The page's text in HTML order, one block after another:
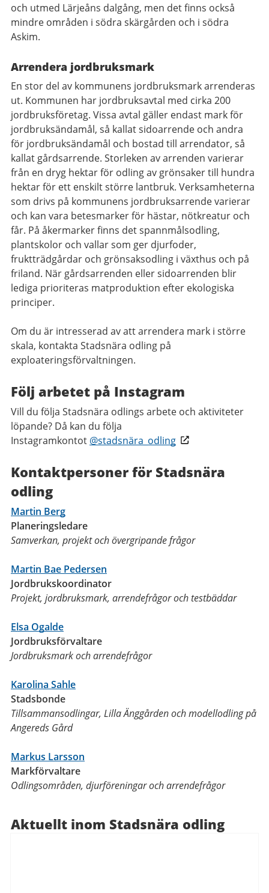
och utmed Lärjeåns dalgång, men det finns också
mindre områden i södra skärgården och i södra
Askim.
Arrendera jordbruksmark
En stor del av kommunens jordbruksmark arrenderas
ut. Kommunen har jordbruksavtal med cirka 200
jordbruksföretag. Vissa avtal gäller endast mark för
jordbruksändamål, så kallat sidoarrende och andra
för jordbruksändamål och bostad till arrendator, så
kallat gårdsarrende. Storleken av arrenden varierar
från en dryg hektar för odling av grönsaker till hundra
hektar för ett enskilt större lantbruk. Verksamheterna
som drivs på kommunens jordbruksarrende varierar
och kan vara betesmarker för hästar, nötkreatur och
får. På åkermarker finns det spannmålsodling,
plantskolor och vallar som ger djurfoder,
fruktträdgårdar och grönsaksodling i växthus och på
friland. När gårdsarrenden eller sidoarrenden blir
lediga prioriteras matproduktion efter ekologiska
principer.
Om du är intresserad av att arrendera mark i större
skala, kontakta Stadsnära odling på
exploateringsförvaltningen.
Följ arbetet på Instagram
Vill du följa Stadsnära odlings arbete och aktiviteter
löpande? Då kan du följa
Instagramkontot @stadsnära_odling
Kontaktpersoner för Stadsnära
odling
Martin Berg
Planeringsledare
Samverkan, projekt och övergripande frågor
Martin Bae Pedersen
Jordbrukskoordinator
Projekt, jordbruksmark, arrendefrågor och testbäddar
Elsa Ogalde
Jordbruksförvaltare
Jordbruksmark och arrendefrågor
Karolina Sahle
Stadsbonde
Tillsammansodlingar, Lilla Änggården och modellodling på
Angereds Gård
Markus Larsson
Markförvaltare
Odlingsområden, djurföreningar och arrendefrågor
Aktuellt inom Stadsnära odling